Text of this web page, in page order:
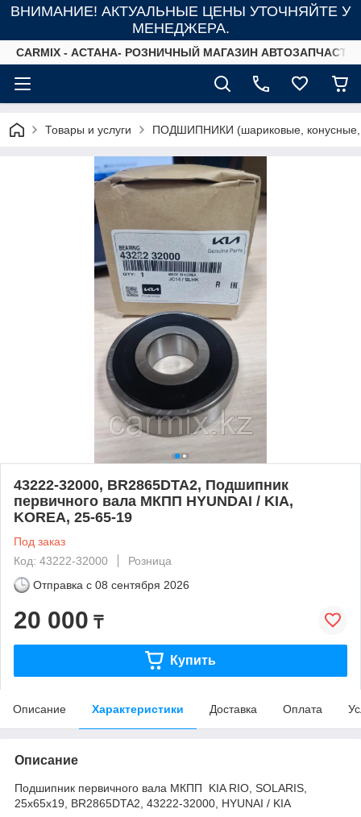
ВНИМАНИЕ! АКТУАЛЬНЫЕ ЦЕНЫ УТОЧНЯЙТЕ У
МЕНЕДЖЕРА.
СARMIX - АСТАНА- РОЗНИЧНЫЙ МАГАЗИН
Товары и услуги ПОДШИПНИКИ (шариковые, конусные,
43222-32000, BR2865DTA2, Подшипник
первичного вала МКПП HYUNDAI / KIA,
KOREA, 25-65-19
Под заказ
Код: 43222-32000
Розница
Отправка с 08 сентября 2026
20 000 ₸
Купить
Описание Характеристики Доставка Оплата
Описание
Подшипник первичного вала МКПП KIA RIO, SOLARIS,
25x65x19, BR2865DTA2, 43222-32000, HYUNAI / KIA